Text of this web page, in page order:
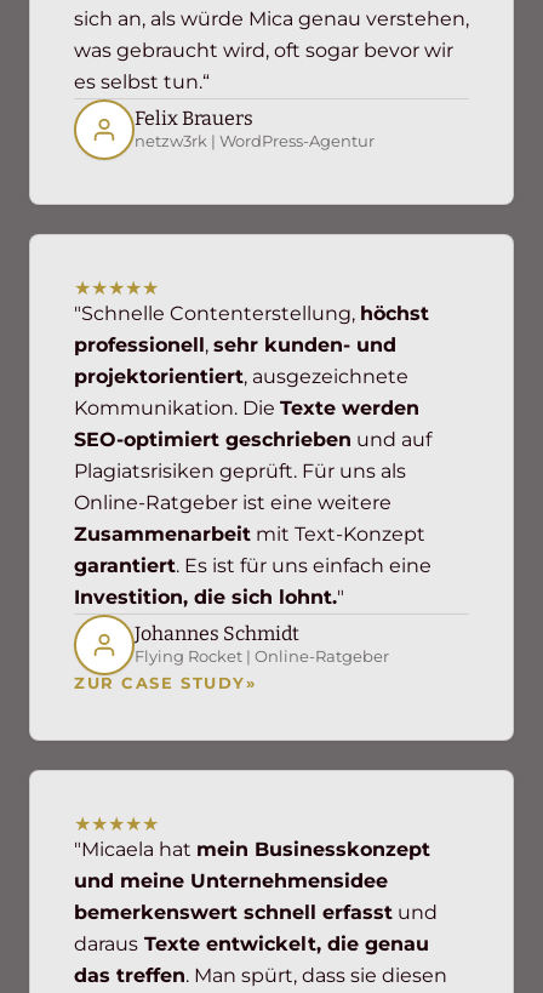
sich an, als würde Mica genau verstehen,
was gebraucht wird, oft sogar bevor wir
es selbst tun.“
Felix Brauers
netzw3rk | WordPress-Agentur
★★★★★
"Schnelle Contenterstellung, höchst
professionell, sehr kunden- und
projektorientiert, ausgezeichnete
Kommunikation. Die Texte werden
SEO-optimiert geschrieben und auf
Plagiatsrisiken geprüft. Für uns als
Online-Ratgeber ist eine weitere
Zusammenarbeit mit Text-Konzept
garantiert. Es ist für uns einfach eine
Investition, die sich lohnt."
Johannes Schmidt
Flying Rocket | Online-Ratgeber
ZUR CASE STUDY»
★★★★★
"Micaela hat mein Businesskonzept
und meine Unternehmensidee
bemerkenswert schnell erfasst und
daraus Texte entwickelt, die genau
das treffen. Man spürt, dass sie diesen